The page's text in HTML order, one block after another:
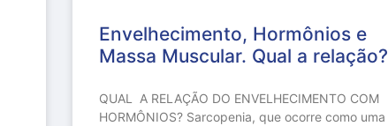
Envelhecimento, Hormônios e
Massa Muscular. Qual a relação?
QUAL A RELAÇÃO DO ENVELHECIMENTO COM
HORMÔNIOS? Sarcopenia, que ocorre como uma